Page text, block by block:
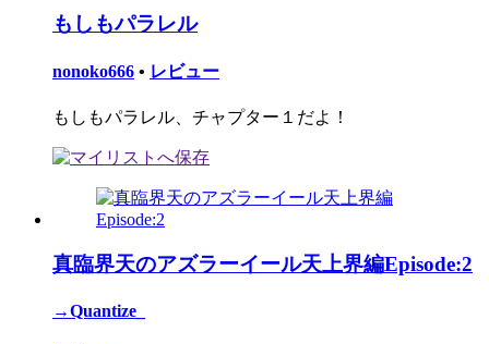
もしもパラレル
nonoko666 • レビュー
もしもパラレル、チャプター１だよ！
真臨界天のアズラーイール天上界編Episode:2
→Quantize_